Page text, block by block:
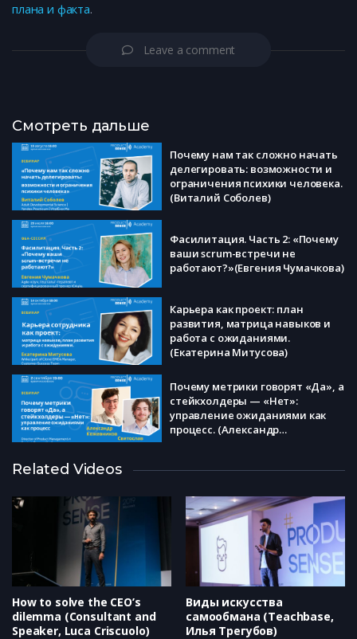
плана и факта.
Leave a comment
Смотреть дальше
Почему нам так сложно начать
делегировать: возможности и
ограничения психики человека.
(Виталий Соболев)
Фасилитация. Часть 2: «Почему
ваши scrum-встречи не
работают?»(Евгения Чумачкова)
Карьера как проект: план
развития, матрица навыков и
работа с ожиданиями.
(Екатерина Митусова)
Почему метрики говорят «Да», а
стейкхолдеры — «Нет»:
управление ожиданиями как
процесс. (Александр
Ефимов)
Как не облажаться с выбором
исследовательского метода:
разбираем кейсы. (Ирина
Шадрина, Валерия Федорова,
Кирилл Шерстобитов)
Related Videos
How to solve the CEO’s
dilemma (Consultant and
Speaker, Luca Criscuolo)
Виды искусства
самообмана (Teachbase,
Илья Трегубов)